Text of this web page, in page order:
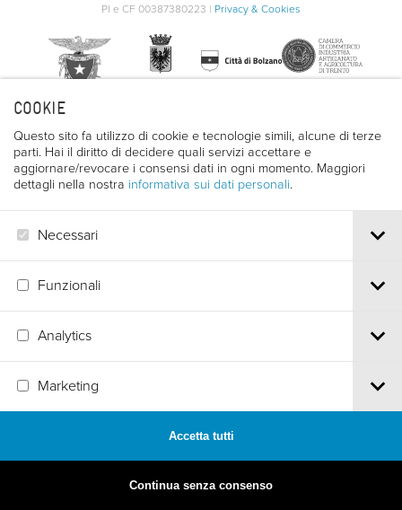
COOKIE
Questo sito fa utilizzo di cookie e tecnologie simili, alcune di terze
parti. Hai il diritto di decidere quali servizi accettare e
aggiornare/revocare i consensi dati in ogni momento. Maggiori
dettagli nella nostra informativa sui dati personali.
Necessari
Funzionali
Analytics
Marketing
Accetta tutti
Continua senza consenso
PI e CF 00387380223 | Privacy & Cookies